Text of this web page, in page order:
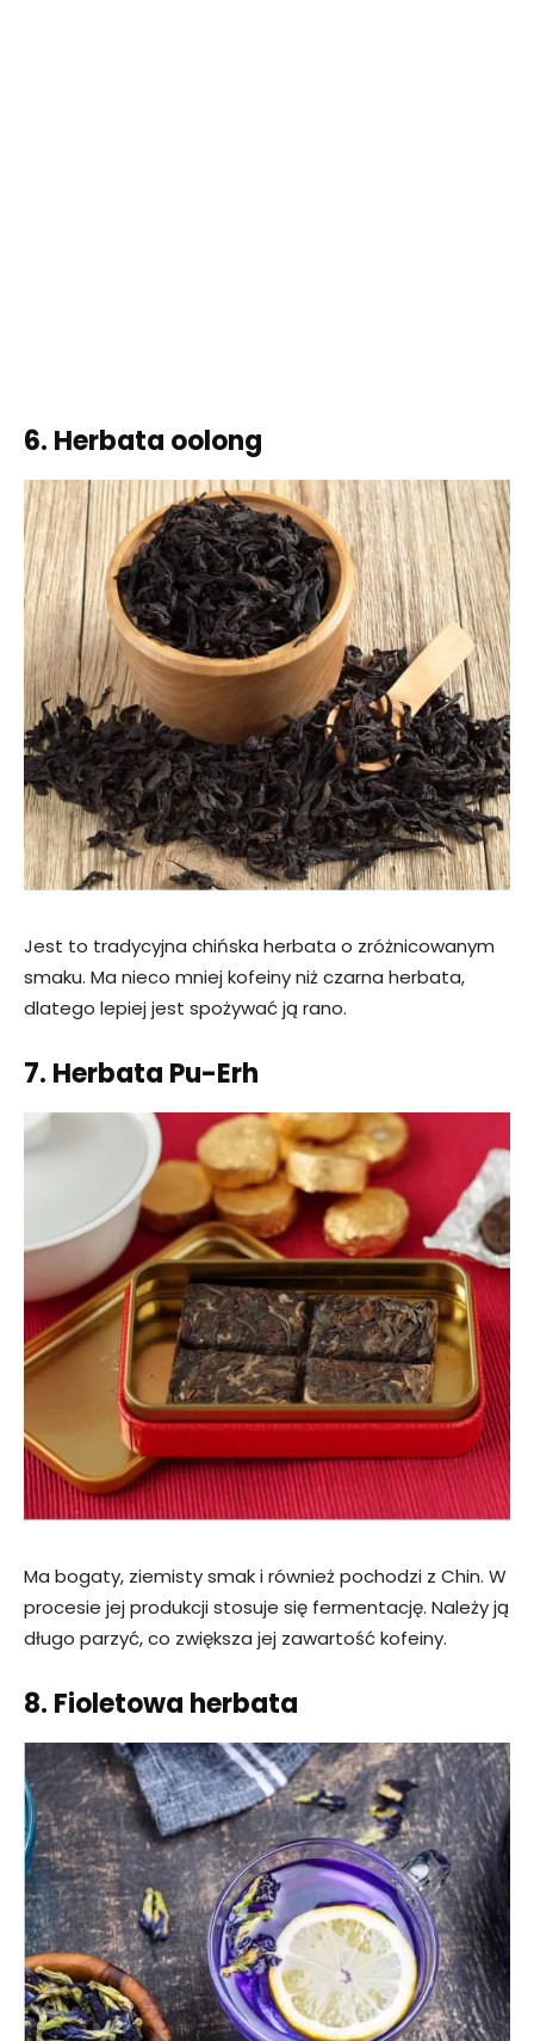
6. Herbata oolong
Jest to tradycyjna chińska herbata o zróżnicowanym
smaku. Ma nieco mniej kofeiny niż czarna herbata,
dlatego lepiej jest spożywać ją rano.
7. Herbata Pu-Erh
Ma bogaty, ziemisty smak i również pochodzi z Chin. W
procesie jej produkcji stosuje się fermentację. Należy ją
długo parzyć, co zwiększa jej zawartość kofeiny.
8. Fioletowa herbata